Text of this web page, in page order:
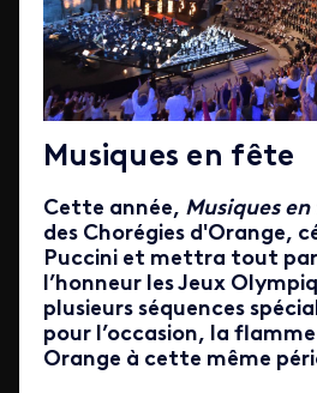
Musiques en fête
Cette année, Musiques
des Chorégies d'Orange,
Puccini et mettra tout
l’honneur les Jeux
plusieurs séquences
pour l’occasion, la
Orange à cette même